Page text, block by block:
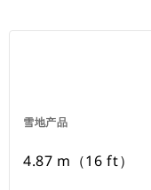
雪地产品
4.87 m（16 ft）